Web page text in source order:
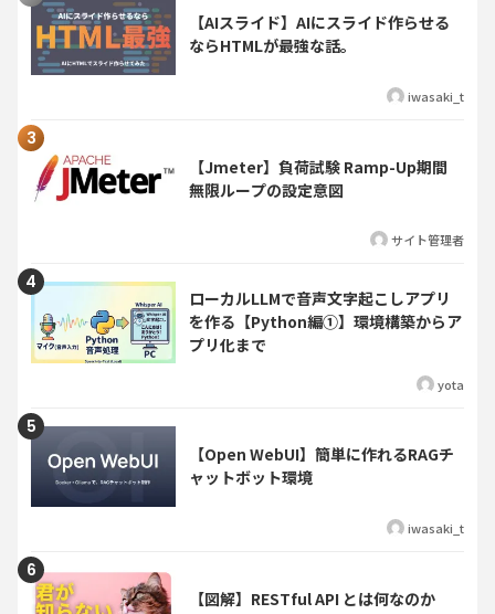
【AIスライド】AIにスライド作らせる
ならHTMLが最強な話。
iwasaki_t
【Jmeter】負荷試験 Ramp-Up期間
無限ループの設定意図
サイト管理者
ローカルLLMで音声文字起こしアプリ
を作る【Python編①】環境構築からア
プリ化まで
yota
【Open WebUI】簡単に作れるRAGチ
ャットボット環境
iwasaki_t
【図解】RESTful API とは何なのか